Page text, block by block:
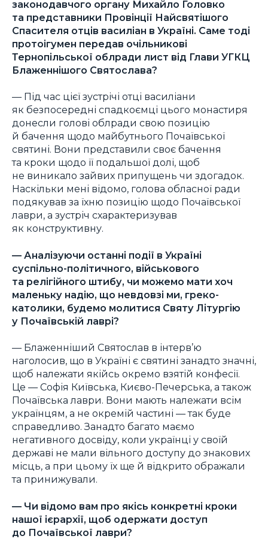
законодавчого органу Михайло Головко
та представники Провінції Найсвятішого
Спасителя отців василіан в Україні. Саме тоді
протоігумен передав очільникові
Тернопільської облради лист від Глави УГКЦ
Блаженнішого Святослава?
— Під час цієї зустрічі отці василіани
як безпосередні спадкоємці цього монастиря
донесли голові облради свою позицію
й бачення щодо майбутнього Почаївської
святині. Вони представили своє бачення
та кроки щодо її подальшої долі, щоб
не виникало зайвих припущень чи здогадок.
Наскільки мені відомо, голова обласної ради
подякував за їхню позицію щодо Почаївської
лаври, а зустріч схарактеризував
як конструктивну.
— Аналізуючи останні події в Україні
суспільно-політичного, військового
та релігійного штибу, чи можемо мати хоч
маленьку надію, що невдовзі ми, греко-
католики, будемо молитися Святу Літургію
у Почаївській лаврі?
— Блаженніший Святослав в інтерв’ю
наголосив, що в Україні є святині занадто значні,
щоб належати якійсь окремо взятій конфесії.
Це — Софія Київська, Києво-Печерська, а також
Почаївська лаври. Вони мають належати всім
українцям, а не окремій частині — так буде
справедливо. Занадто багато маємо
негативного досвіду, коли українці у своїй
державі не мали вільного доступу до знакових
місць, а при цьому їх ще й відкрито ображали
та принижували.
— Чи відомо вам про якісь конкретні кроки
нашої ієрархії, щоб одержати доступ
до Почаївської лаври?